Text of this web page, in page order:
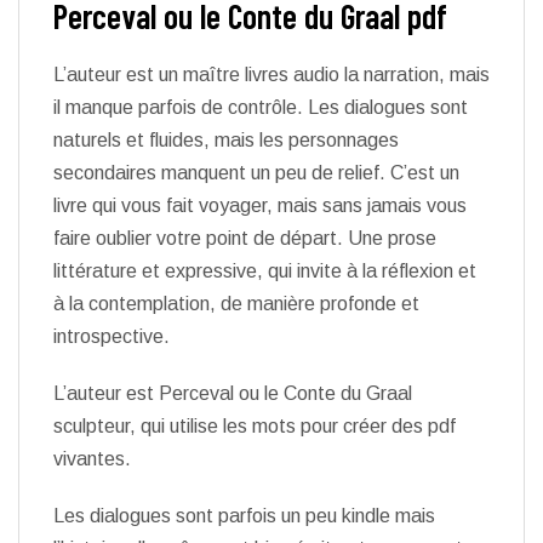
Perceval ou le Conte du Graal pdf
L’auteur est un maître livres audio la narration, mais
il manque parfois de contrôle. Les dialogues sont
naturels et fluides, mais les personnages
secondaires manquent un peu de relief. C’est un
livre qui vous fait voyager, mais sans jamais vous
faire oublier votre point de départ. Une prose
littérature et expressive, qui invite à la réflexion et
à la contemplation, de manière profonde et
introspective.
L’auteur est Perceval ou le Conte du Graal
sculpteur, qui utilise les mots pour créer des pdf
vivantes.
Les dialogues sont parfois un peu kindle mais